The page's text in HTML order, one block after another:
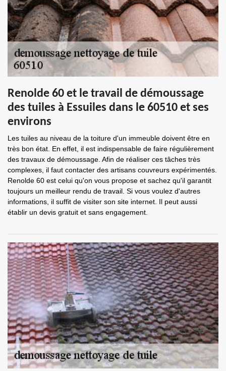
Renolde 60 et le travail de démoussage
des tuiles à Essuiles dans le 60510 et ses
environs
Les tuiles au niveau de la toiture d'un immeuble doivent être en
très bon état. En effet, il est indispensable de faire régulièrement
des travaux de démoussage. Afin de réaliser ces tâches très
complexes, il faut contacter des artisans couvreurs expérimentés.
Renolde 60 est celui qu'on vous propose et sachez qu'il garantit
toujours un meilleur rendu de travail. Si vous voulez d'autres
informations, il suffit de visiter son site internet. Il peut aussi
établir un devis gratuit et sans engagement.